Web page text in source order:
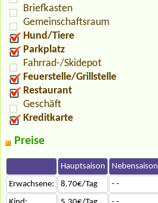
Briefkasten
Gemeinschaftsraum
Hund/Tiere
Parkplatz
Fahrrad-/Skidepot
Feuerstelle/Grillstelle
Restaurant
Geschäft
Kreditkarte
Preise
Hauptsaison Nebensaison
Erwachsene:
8.70€/Tag - -